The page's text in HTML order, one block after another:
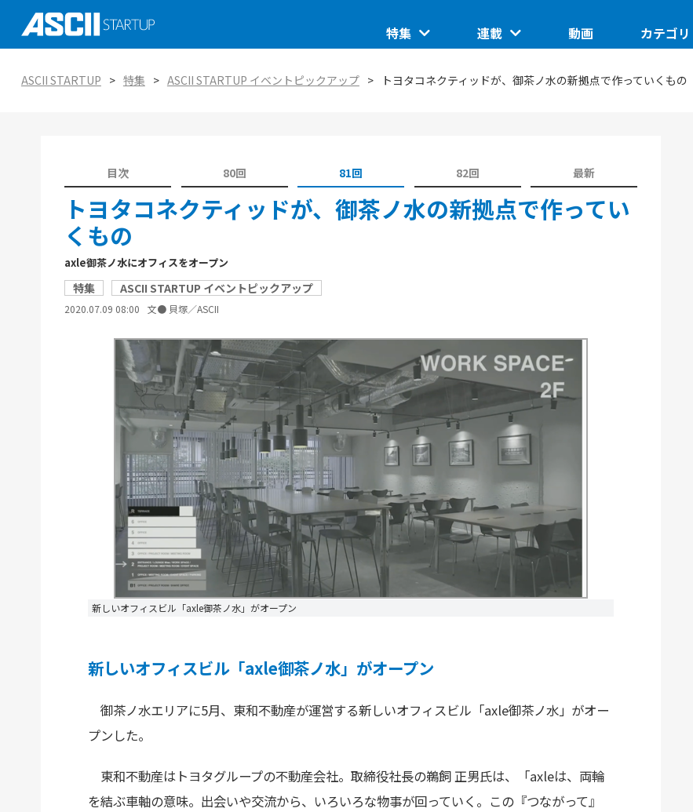
特集
ViennaUP、オーストリア・ウィーン開催の分散型ス
タートアップフェス
SusHi Tech Tokyo 2026で見えた実装フェーズの技
術
連載
社会実装に向けた研究、技術 大学発スタートアップ
オープンイノベーション入門：手引きと実践ガイド ASCII STARTUP ACADEMY
動画 カテゴリ
飲食
ASCII STARTUP 特集 ASCII STARTUP イベントピックアップ トヨタコネクティッドが、御茶ノ水の新拠点で作っていくもの
目次 80回 81回 82回 最新
トヨタコネクティッドが、御茶ノ水の新拠点で作ってい
くもの
axle御茶ノ水にオフィスをオープン
特集 ASCII STARTUP イベントピックアップ
2020.07.09 08:00 文● 貝塚／ASCII
新しいオフィスビル「axle御茶ノ水」がオープン
新しいオフィスビル「axle御茶ノ水」がオープン
御茶ノ水エリアに5月、東和不動産が運営する新しいオフィスビル「axle御茶ノ水」がオー
プンした。
東和不動産はトヨタグループの不動産会社。取締役社長の鵜飼 正男氏は、「axleは、両輪
を結ぶ車軸の意味。出会いや交流から、いろいろな物事が回っていく。この『つながって』